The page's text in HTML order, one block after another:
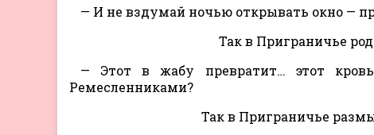
— И не вздумай ночью открывать окно —
Так в Приграничье
— Этот в жабу превратит… этот
Ремесленниками?
Так в Приграничье